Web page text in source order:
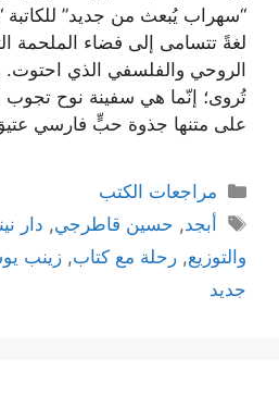
“سهراب يُبعث من جديد”
لغةً تتسامى إلى فضاء الملحمة
الروحي والفلسفي الذي
تُروى؛ إنّما هي سفينة نوح تجوب
على متنها جذوة حبٍّ فارسي
التصنيفات
مراجعات الكتب
الوسوم
أبجد, حسين قاطرجي, دار
والتوزيع, رحلة مع كتاب, زينب
جديد